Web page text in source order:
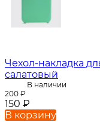
Чехол-накладка
салатовый
В наличии
200 ₽
150 ₽
В корзину